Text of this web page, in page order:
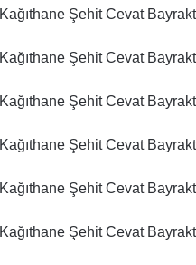
Kağıthane Şehit Cevat
Kağıthane Şehit Cevat
Kağıthane Şehit Cevat
Kağıthane Şehit Cevat
Kağıthane Şehit Cevat
Kağıthane Şehit Cevat